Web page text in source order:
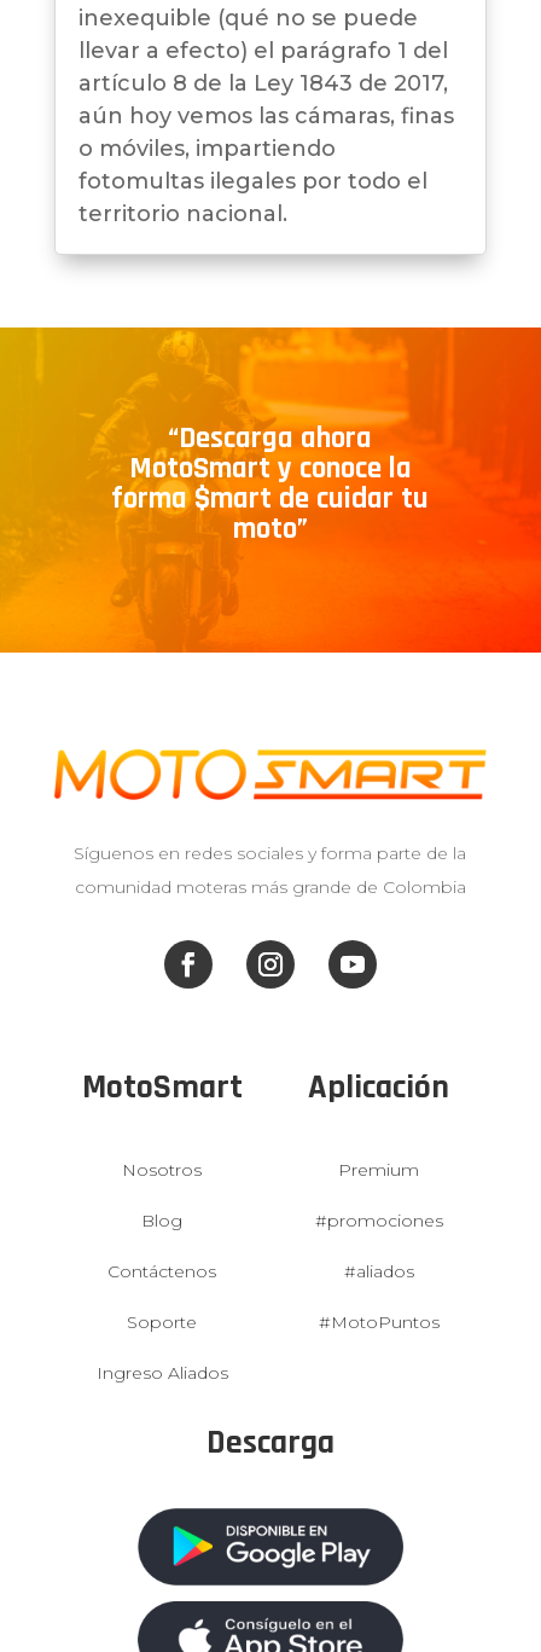
inexequible (qué no se puede
llevar a efecto) el parágrafo 1 del
artículo 8 de la Ley 1843 de 2017,
aún hoy vemos las cámaras, finas
o móviles, impartiendo
fotomultas ilegales por todo el
territorio nacional.
“Descarga ahora
MotoSmart y conoce la
forma $mart de cuidar tu
moto”
Síguenos en redes sociales y forma parte de la
comunidad moteras más grande de Colombia
MotoSmart
Nosotros
Blog
Contáctenos
Soporte
Ingreso Aliados
Aplicación
Premium
#promociones
#aliados
#MotoPuntos
Descarga